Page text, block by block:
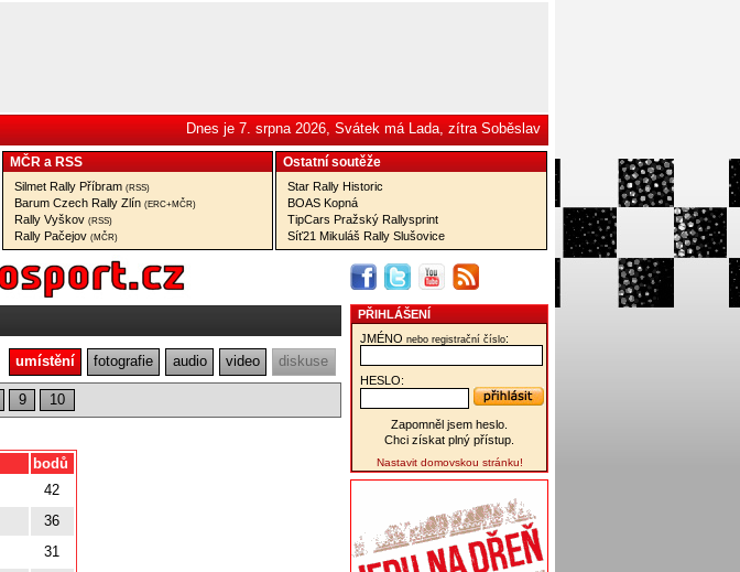
Dnes je 7. srpna 2026, Svátek má Lada, zítra Soběslav
MČR a RSS
Silmet Rally Příbram (RSS)
Barum Czech Rally Zlín (ERC+MČR)
Rally Vyškov (RSS)
Rally Pačejov (MČR)
Ostatní­ soutěže
Star Rally Historic
BOAS Kopná
TipCars Pražský Rallysprint
Síť21 Mikuláš Rally Slušovice
umístění fotografie audio video diskuse
9 10
bodů
42
36
31
PŘIHLÁŠENÍ
JMÉNO nebo registrační číslo:
HESLO:
Zapomněl jsem heslo.
Chci získat plný přístup.
Nastavit domovskou stránku!